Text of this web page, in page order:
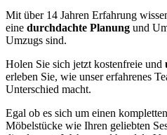
Mit über 14 Jahren Erfahrung
eine durchdachte Planung und
Umzugs sind.
Holen Sie sich jetzt kostenfreie und
erleben Sie, wie unser erfahrenes
Unterschied macht.
Egal ob es sich um einen
Möbelstücke wie Ihren geliebten